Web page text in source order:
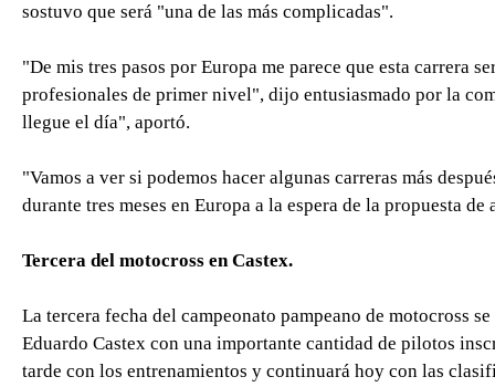
sostuvo que será "una de las más complicadas".
"De mis tres pasos por Europa me parece que esta carrera
profesionales de primer nivel", dijo entusiasmado por la
llegue el día", aportó.
"Vamos a ver si podemos hacer algunas carreras más
durante tres meses en Europa a la espera de la propuesta
Tercera del motocross en Castex.
La tercera fecha del campeonato pampeano de motocross
Eduardo Castex con una importante cantidad de pilotos
tarde con los entrenamientos y continuará hoy con las